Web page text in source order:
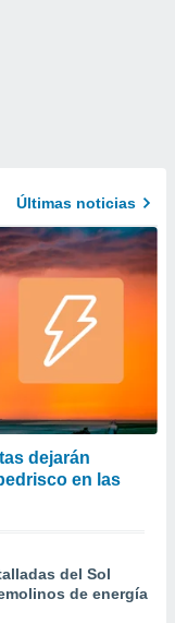
Últimas noticias
dejarán
en las
del Sol
de energía